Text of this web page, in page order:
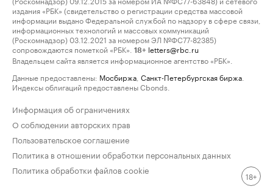
издания «РБК» (свидетельство о регистрации средства массовой
информации выдано Федеральной службой по надзору в сфере связи,
информационных технологий и массовых коммуникаций
(Роскомнадзор) 03.12.2021 за номером ЭЛ №ФС77-82385)
сопровождаются пометкой «РБК».
18+ letters@rbc.ru
Владельцем сайта является информационное агентство «РБК».
Данные предоставлены: Мосбиржа Санкт-Петербургская биржа
Индексы облигаций предоставлены Cbonds.
Информация об ограничениях
О соблюдении авторских прав
Пользовательское соглашение
Политика в отношении обработки персональных данных
Политика обработки файлов cookie
18+